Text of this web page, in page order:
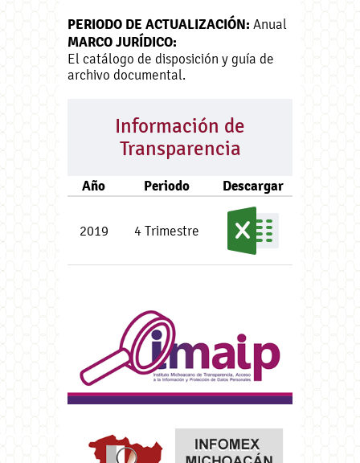
PERIODO DE ACTUALIZACIÓN: Anual
MARCO JURÍDICO:
El catálogo de disposición y guía de
archivo documental.
Información de
Transparencia
Año Periodo Descargar
2019 4 Trimestre